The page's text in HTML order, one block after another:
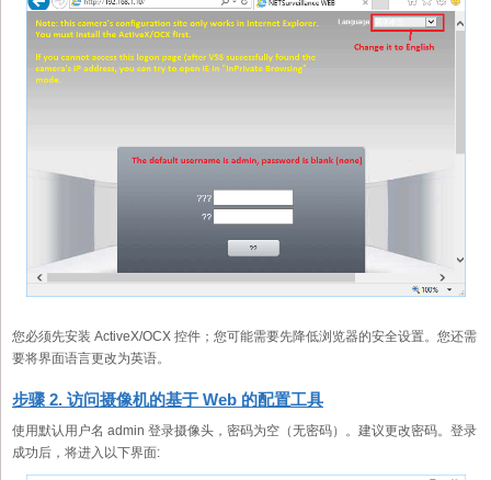
您必须先安装 ActiveX/OCX 控件；您可能需要先降低浏览器的安全设置。您还需
要将界面语言更改为英语。
步骤 2. 访问摄像机的基于 Web 的配置工具
使用默认用户名 admin 登录摄像头，密码为空（无密码）。建议更改密码。登录
成功后，将进入以下界面: